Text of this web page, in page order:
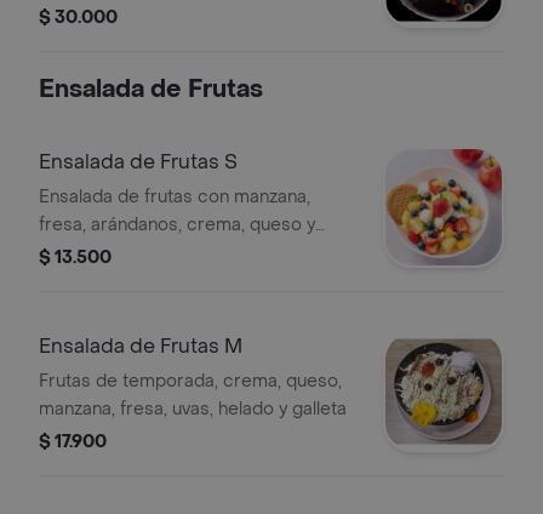
bolas de helado.
$ 30.000
Ensalada de Frutas
Ensalada de Frutas S
Ensalada de frutas con manzana,
fresa, arándanos, crema, queso y
galleta.
$ 13.500
Ensalada de Frutas M
Frutas de temporada, crema, queso,
manzana, fresa, uvas, helado y galleta
$ 17.900